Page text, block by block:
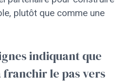
plutôt que comme une
indiquant que
franchir le pas vers